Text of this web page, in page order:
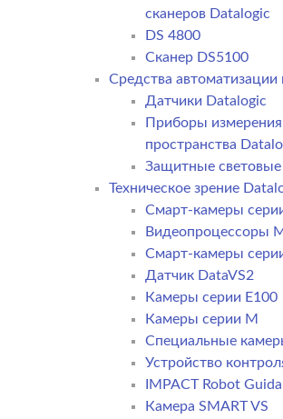
сканеров Datalogic
DS 4800
Сканер DS5100
Средства автоматизации
Датчики Datalogic
Приборы
пространства
Защитные световые
Техническое зрение
Смарт-камеры
Видеопроцессоры
Смарт-камеры
Датчик DataVS2
Камеры серии E100
Камеры серии M
Специальные
Устройство
IMPACT Robot
Камера SMART VS